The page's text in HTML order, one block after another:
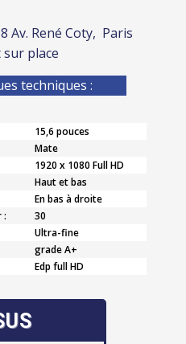
Av. René Coty, Paris
place
techniques :
15,6 pouces
Mate
1920 x 1080 Full HD
Haut et bas
En bas à droite
:
30
Ultra-fine
grade A+
Edp full HD